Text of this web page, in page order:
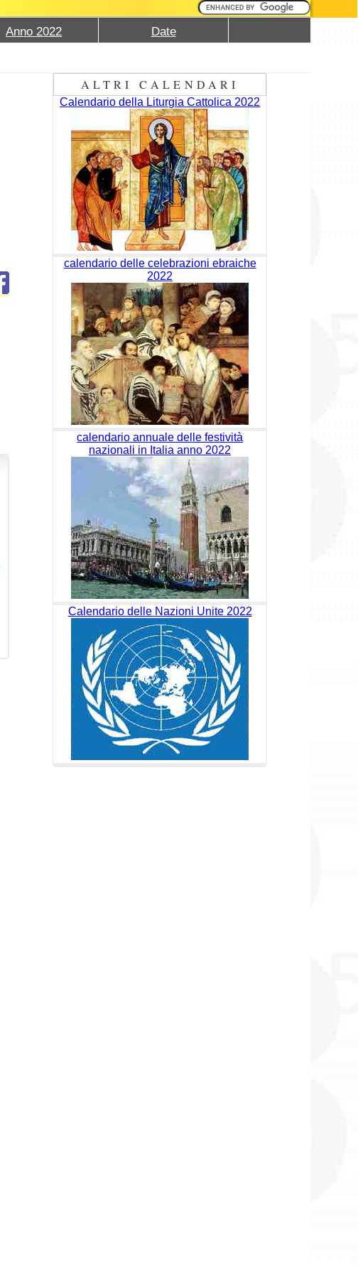
Anno 2022 Date
ALTRI CALENDARI
Calendario della Liturgia Cattolica 2022
calendario delle celebrazioni ebraiche
2022
calendario annuale delle festività
nazionali in Italia anno 2022
Calendario delle Nazioni Unite 2022